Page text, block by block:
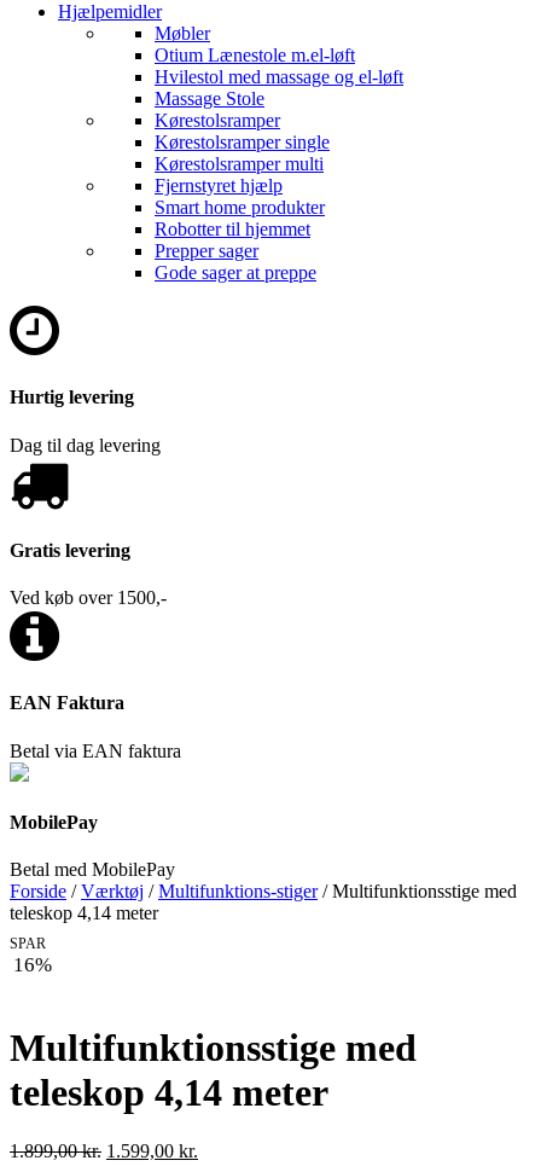
Hjælpemidler
Møbler
Otium Lænestole m.el-løft
Hvilestol med massage og el-løft
Massage Stole
Kørestolsramper
Kørestolsramper single
Kørestolsramper multi
Fjernstyret hjælp
Smart home produkter
Robotter til hjemmet
Prepper sager
Gode sager at preppe
Hurtig levering
Dag til dag levering
Gratis levering
Ved køb over 1500,-
EAN Faktura
Betal via EAN faktura
MobilePay
Betal med MobilePay
Forside /Værktøj /Multifunktions-stiger/ Multifunktionsstige med
teleskop 4,14 meter
SPAR
16%
Multifunktionsstige med
teleskop 4,14 meter
1.899,00kr. Den
1.599,00 kr.